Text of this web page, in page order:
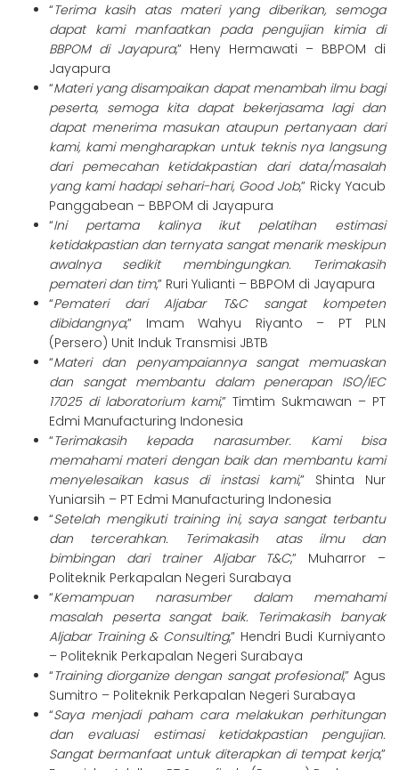
“Terima kasih atas materi yang diberikan, semoga
dapat kami manfaatkan pada pengujian kimia di
BBPOM di Jayapura,” Heny Hermawati – BBPOM di
Jayapura
“Materi yang disampaikan dapat menambah ilmu bagi
peserta, semoga kita dapat bekerjasama lagi dan
dapat menerima masukan ataupun pertanyaan dari
kami, kami mengharapkan untuk teknis nya langsung
dari pemecahan ketidakpastian dari data/masalah
yang kami hadapi sehari-hari, Good Job,” Ricky Yacub
Panggabean – BBPOM di Jayapura
“Ini pertama kalinya ikut pelatihan estimasi
ketidakpastian dan ternyata sangat menarik meskipun
awalnya sedikit membingungkan. Terimakasih
pemateri dan tim,” Ruri Yulianti – BBPOM di Jayapura
“Pemateri dari Aljabar T&C sangat kompeten
dibidangnya,” Imam Wahyu Riyanto – PT PLN
(Persero) Unit Induk Transmisi JBTB
“Materi dan penyampaiannya sangat memuaskan
dan sangat membantu dalam penerapan ISO/IEC
17025 di laboratorium kami,” Timtim Sukmawan – PT
Edmi Manufacturing Indonesia
“Terimakasih kepada narasumber. Kami bisa
memahami materi dengan baik dan membantu kami
menyelesaikan kasus di instasi kami,” Shinta Nur
Yuniarsih – PT Edmi Manufacturing Indonesia
“Setelah mengikuti training ini, saya sangat terbantu
dan tercerahkan. Terimakasih atas ilmu dan
bimbingan dari trainer Aljabar T&C,” Muharror –
Politeknik Perkapalan Negeri Surabaya
“Kemampuan narasumber dalam memahami
masalah peserta sangat baik. Terimakasih banyak
Aljabar Training & Consulting,” Hendri Budi Kurniyanto
– Politeknik Perkapalan Negeri Surabaya
“Training diorganize dengan sangat profesional,” Agus
Sumitro – Politeknik Perkapalan Negeri Surabaya
“Saya menjadi paham cara melakukan perhitungan
dan evaluasi estimasi ketidakpastian pengujian.
Sangat bermanfaat untuk diterapkan di tempat kerja,”